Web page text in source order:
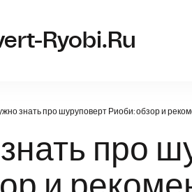
Ryobi.ru
знать про шуруповерт Риоби: обзор и
про